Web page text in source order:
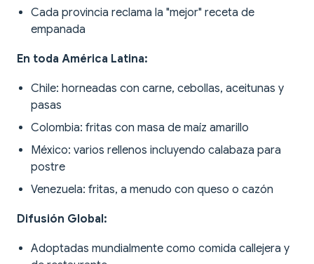
Cada provincia reclama la "mejor" receta de
empanada
En toda América Latina:
Chile: horneadas con carne, cebollas, aceitunas y
pasas
Colombia: fritas con masa de maíz amarillo
México: varios rellenos incluyendo calabaza para
postre
Venezuela: fritas, a menudo con queso o cazón
Difusión Global:
Adoptadas mundialmente como comida callejera y